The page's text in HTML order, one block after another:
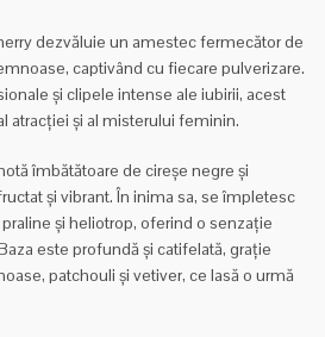
dezvăluie un amestec fermecător de
captivând cu fiecare pulverizare.
și clipele intense ale iubirii, acest
atracției și al misterului feminin.
îmbătătoare de cireșe negre și
și vibrant. În inima sa, se împletesc
și heliotrop, oferind o senzație
este profundă și catifelată, grație
patchouli și vetiver, ce lasă o urmă